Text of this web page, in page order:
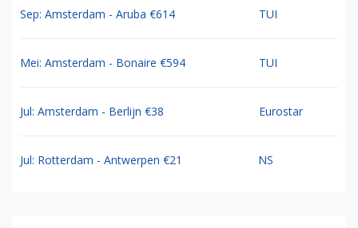
Sep: Amsterdam - Aruba €614 TUI
Mei: Amsterdam - Bonaire €594 TUI
Jul: Amsterdam - Berlijn €38 Eurostar
Jul: Rotterdam - Antwerpen €21 NS